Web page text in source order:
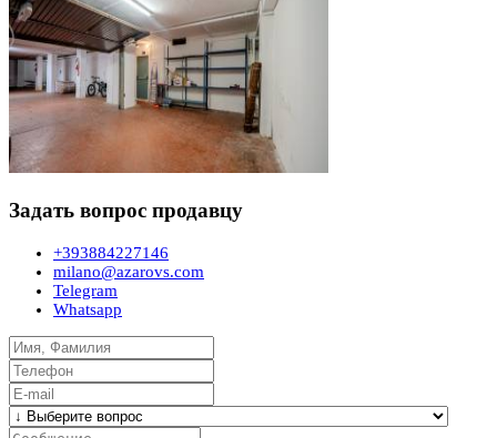
Задать вопрос продавцу
+393884227146
milano@azarovs.com
Telegram
Whatsapp